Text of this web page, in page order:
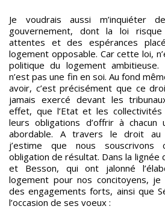
Je voudrais aussi m’inquiéter
gouvernement, dont la loi
attentes et des espérances
logement opposable. Car cette loi,
politique du logement
n’est pas une fin en soi. Au fond
avoir, c’est précisément que ce
jamais exercé devant les
effet, que l’Etat et les
leurs obligations d’offrir à
abordable. A travers le droit au
j’estime que nous souscrivons
obligation de résultat. Dans la lignée
et Besson, qui ont jalonné
logement pour nos concitoyens,
des engagements forts, ainsi que
l’occasion de ses voeux :